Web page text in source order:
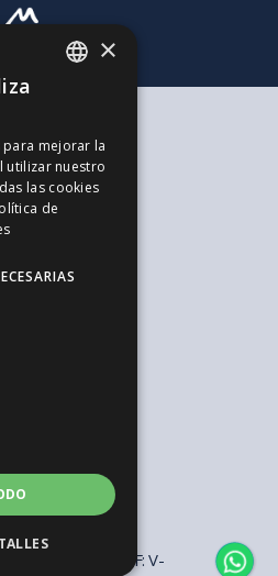
MPS | CIF: V-
ENGLISH
×
para mejorar la
utilizar nuestro
las cookies
de